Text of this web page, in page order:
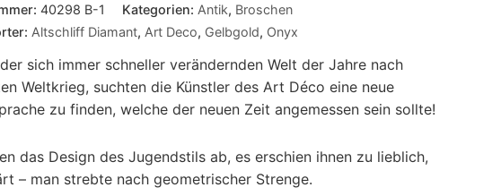
40298 B-1 Kategorien: Antik, Broschen
Altschliff Diamant, Art Deco, Gelbgold, Onyx
sich immer schneller verändernden Welt der Jahre nach
Weltkrieg, suchten die Künstler des Art Déco eine neue
zu finden, welche der neuen Zeit angemessen sein sollte!
das Design des Jugendstils ab, es erschien ihnen zu lieblich,
– man strebte nach geometrischer Strenge.